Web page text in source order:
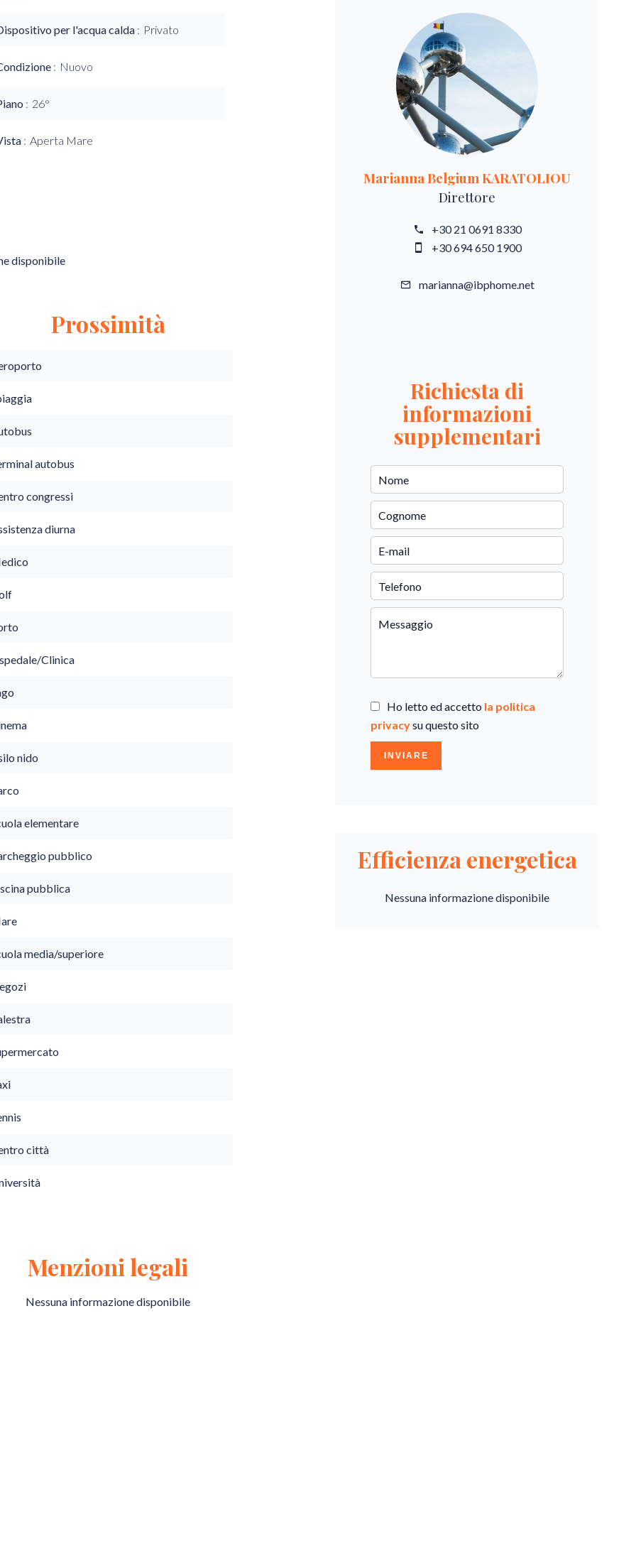
per l'acqua calda Privato
Nuovo
26°
Aperta Mare
disponibile
Prossimità
autobus
congressi
diurna
Clinica
nido
elementare
pubblico
pubblica
media/superiore
città
Menzioni legali
Nessuna informazione disponibile
Marianna Belgium KARATOLIOU
Direttore
+30 21 0691 8330
+30 694 650 1900
marianna@ibphome.net
Richiesta di
informazioni
supplementari
Ho letto ed accetto la politica
privacysu questo sito
INVIARE
Efficienza energetica
Nessuna informazione disponibile